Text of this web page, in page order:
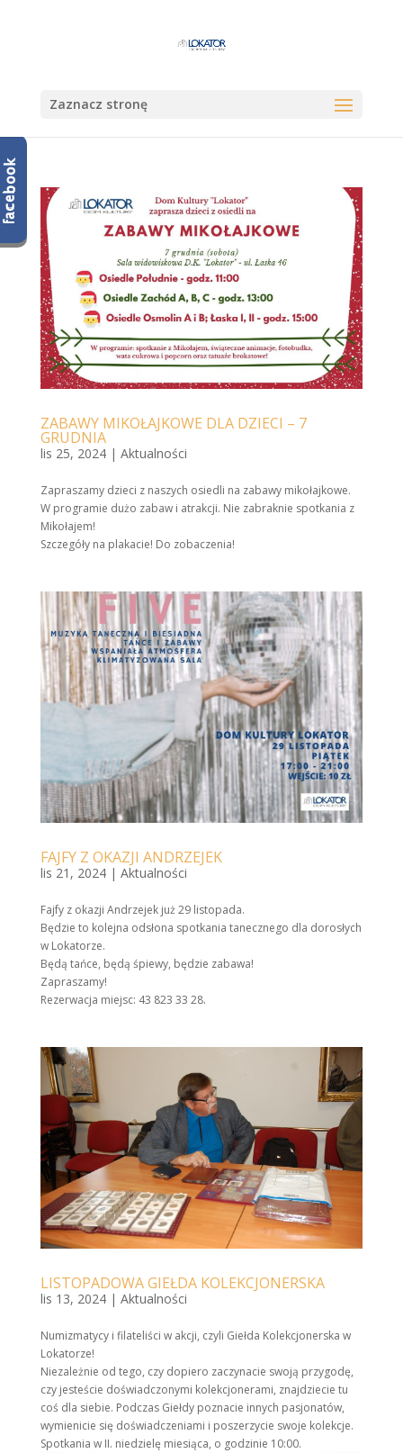
Zaznacz stronę
ZABAWY MIKOŁAJKOWE DLA DZIECI – 7
GRUDNIA
lis 25, 2024| Aktualności
Zapraszamy dzieci z naszych osiedli na zabawy mikołajkowe.
W programie dużo zabaw i atrakcji. Nie zabraknie spotkania z
Mikołajem!
Szczegóły na plakacie! Do zobaczenia!
FAJFY Z OKAZJI ANDRZEJEK
lis 21, 2024| Aktualności
Fajfy z okazji Andrzejek już 29 listopada.
Będzie to kolejna odsłona spotkania tanecznego dla dorosłych
w Lokatorze.
Będą tańce, będą śpiewy, będzie zabawa!
Zapraszamy!
Rezerwacja miejsc: 43 823 33 28.
LISTOPADOWA GIEŁDA KOLEKCJONERSKA
lis 13, 2024| Aktualności
Numizmatycy i filateliści w akcji, czyli Giełda Kolekcjonerska w
Lokatorze!
Niezależnie od tego, czy dopiero zaczynacie swoją przygodę,
czy jesteście doświadczonymi kolekcjonerami, znajdziecie tu
coś dla siebie. Podczas Giełdy poznacie innych pasjonatów,
wymienicie się doświadczeniami i poszerzycie swoje kolekcje.
Spotkania w II. niedzielę miesiąca, o godzinie 10:00.